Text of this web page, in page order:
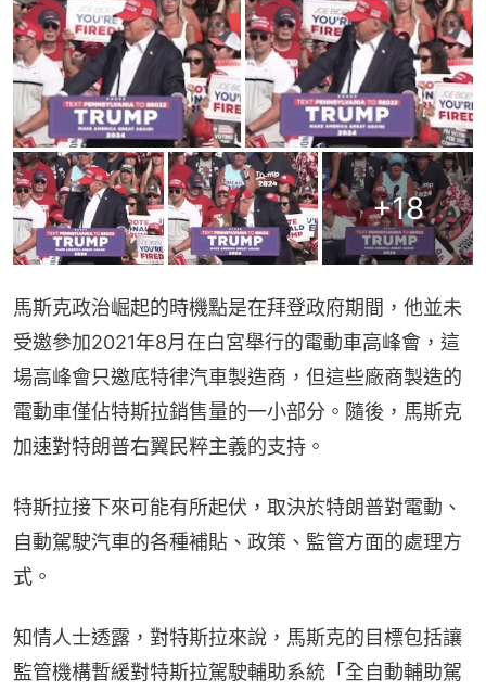
+18
馬斯克政治崛起的時機點是在拜登政府期間，他並未
受邀參加2021年8月在白宮舉行的電動車高峰會，這
場高峰會只邀底特律汽車製造商，但這些廠商製造的
電動車僅佔特斯拉銷售量的一小部分。隨後，馬斯克
加速對特朗普右翼民粹主義的支持。
特斯拉接下來可能有所起伏，取決於特朗普對電動、
自動駕駛汽車的各種補貼、政策、監管方面的處理方
式。
知情人士透露，對特斯拉來說，馬斯克的目標包括讓
監管機構暫緩對特斯拉駕駛輔助系統「全自動輔助駕